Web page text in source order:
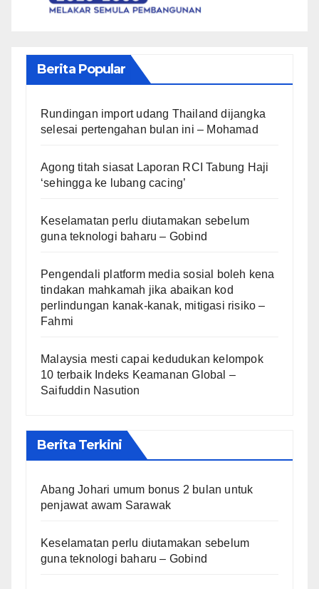
Berita Popular
Rundingan import udang Thailand dijangka
selesai pertengahan bulan ini – Mohamad
Agong titah siasat Laporan RCI Tabung Haji
‘sehingga ke lubang cacing’
Keselamatan perlu diutamakan sebelum
guna teknologi baharu – Gobind
Pengendali platform media sosial boleh kena
tindakan mahkamah jika abaikan kod
perlindungan kanak-kanak, mitigasi risiko –
Fahmi
Malaysia mesti capai kedudukan kelompok
10 terbaik Indeks Keamanan Global –
Saifuddin Nasution
Berita Terkini
Abang Johari umum bonus 2 bulan untuk
penjawat awam Sarawak
Keselamatan perlu diutamakan sebelum
guna teknologi baharu – Gobind